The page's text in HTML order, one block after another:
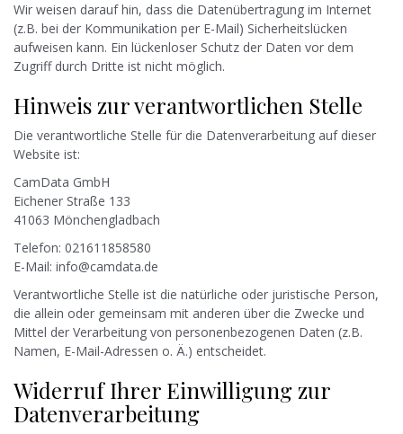
Wir weisen darauf hin, dass die Datenübertragung im Internet
(z.B. bei der Kommunikation per E-Mail) Sicherheitslücken
aufweisen kann. Ein lückenloser Schutz der Daten vor dem
Zugriff durch Dritte ist nicht möglich.
Hinweis zur verantwortlichen Stelle
Die verantwortliche Stelle für die Datenverarbeitung auf dieser
Website ist:
CamData GmbH
Eichener Straße 133
41063 Mönchengladbach
Telefon: 021611858580
E-Mail: info@camdata.de
Verantwortliche Stelle ist die natürliche oder juristische Person,
die allein oder gemeinsam mit anderen über die Zwecke und
Mittel der Verarbeitung von personenbezogenen Daten (z.B.
Namen, E-Mail-Adressen o. Ä.) entscheidet.
Widerruf Ihrer Einwilligung zur
Datenverarbeitung